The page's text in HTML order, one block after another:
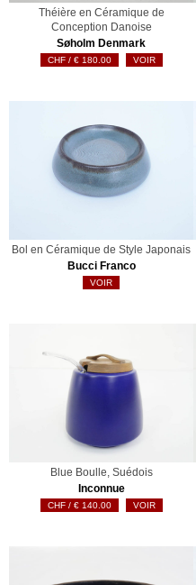
Théière en Céramique de
Conception Danoise
Søholm Denmark
€180.00 VOIR
Bol en Céramique de Style Japonais
Bucci Franco
VOIR
Blue Boulle, Suédois
Inconnue
€140.00 VOIR